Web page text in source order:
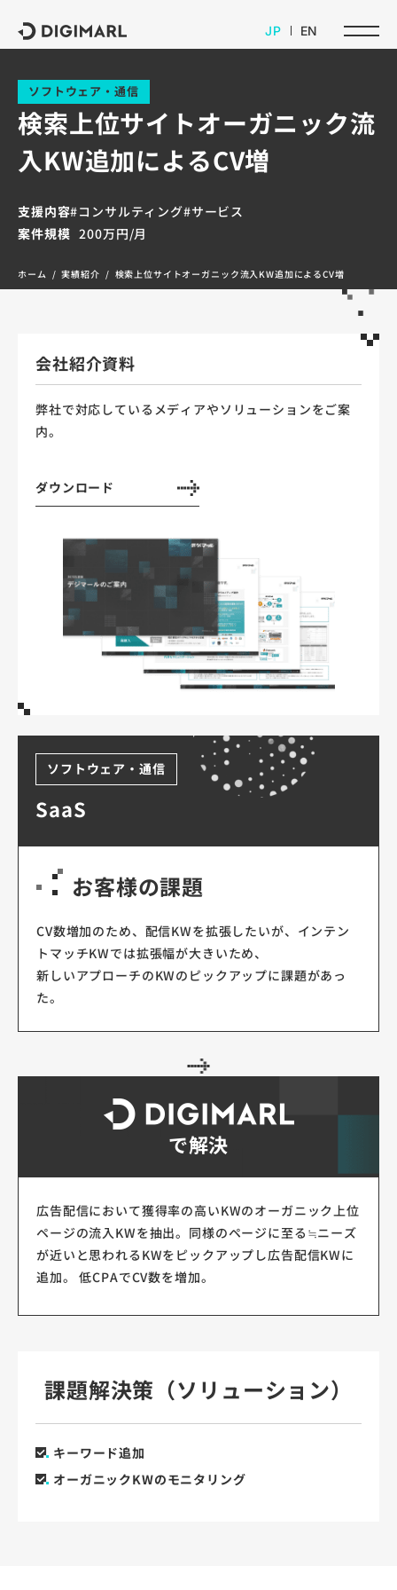
JP EN
ソフトウェア・通信
検索上位サイトオーガニック流
入KW追加によるCV増
支援内容#コンサルティング#サービス
案件規模 200万円/月
ホーム 実績紹介 検索上位サイトオーガニック流入KW追加によるCV増
会社紹介資料
弊社で対応しているメディアやソリューションをご案
内。
ダウンロード
ソフトウェア・通信
SaaS
お客様の課題
CV数増加のため、配信KWを拡張したいが、インテン
トマッチKWでは拡張幅が大きいため、
新しいアプローチのKWのピックアップに課題があっ
た。
で解決
広告配信において獲得率の高いKWのオーガニック上位
ページの流入KWを抽出。同様のページに至る≒ニーズ
が近いと思われるKWをピックアップし広告配信KWに
追加。 低CPAでCV数を増加。
課題解決策（ソリューション）
キーワード追加
オーガニックKWのモニタリング